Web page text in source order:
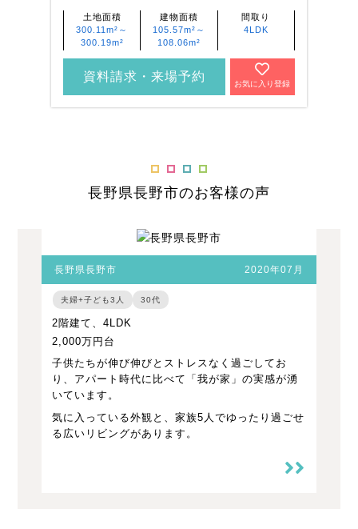
土地面積
300.11m²～
300.19m²
建物面積
105.57m²～
108.06m²
間取り
4LDK
資料請求・来場予約
お気に入り登録
長野県長野市のお客様の声
長野県長野市 2020年07月
夫婦+子ども3人 30代
2階建て、4LDK
2,000万円台
子供たちが伸び伸びとストレスなく過ごしてお
り、アパート時代に比べて「我が家」の実感が湧
いています。
気に入っている外観と、家族5人でゆったり過ごせ
る広いリビングがあります。